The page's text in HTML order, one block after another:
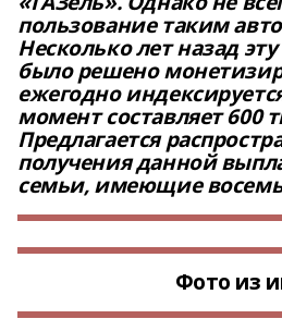
пользование таким
Несколько лет назад
было решено
ежегодно
момент составляет 600
Предлагается
получения данной
семьи, имеющие восемь
Фото из